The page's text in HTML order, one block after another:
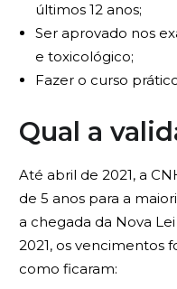
últimos 12 anos;
Ser aprovado nos
e toxicológico;
Fazer o curso
Qual a
Até abril de 2021, a
de 5 anos para a
a chegada da Nova
2021, os vencimentos
como ficaram: